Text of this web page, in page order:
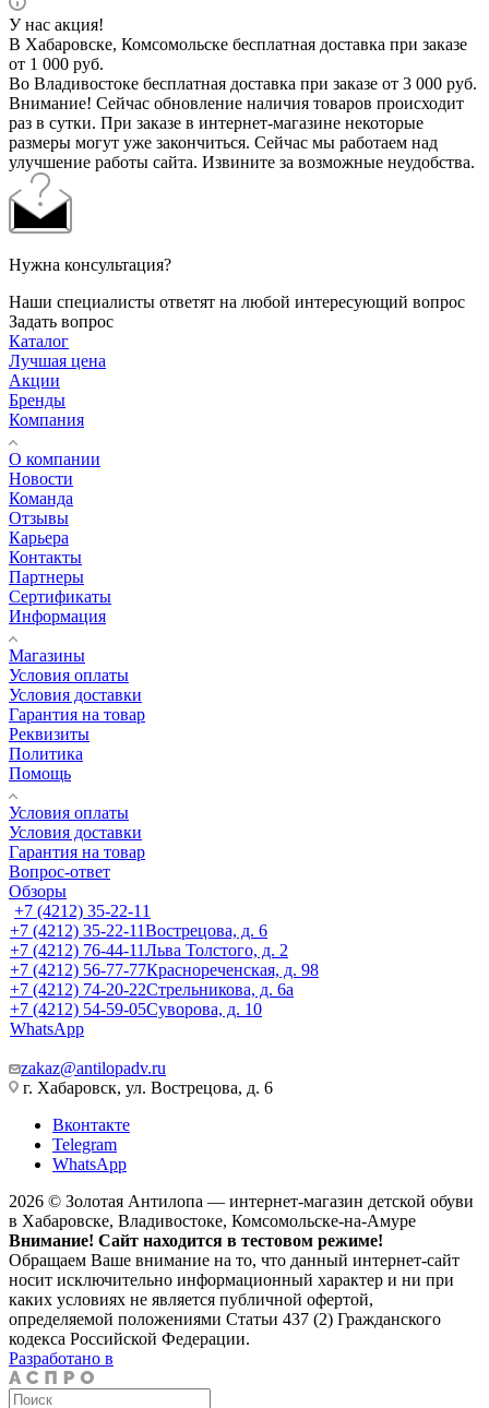
У нас акция!
В Хабаровске, Комсомольске бесплатная доставка при заказе
от 1 000 руб.
Во Владивостоке бесплатная доставка при заказе от 3 000 руб.
Внимание! Сейчас обновление наличия товаров происходит
раз в сутки. При заказе в интернет-магазине некоторые
размеры могут уже закончиться. Сейчас мы работаем над
улучшение работы сайта. Извините за возможные неудобства.
Нужна консультация?
Наши специалисты ответят на любой интересующий вопрос
Задать вопрос
Каталог
Лучшая цена
Акции
Бренды
Компания
О компании
Новости
Команда
Отзывы
Карьера
Контакты
Партнеры
Сертификаты
Информация
Магазины
Условия оплаты
Условия доставки
Гарантия на товар
Реквизиты
Политика
Помощь
Условия оплаты
Условия доставки
Гарантия на товар
Вопрос-ответ
Обзоры
+7 (4212) 35-22-11
+7 (4212) 35-22-11Вострецова, д. 6
+7 (4212) 76-44-11Льва Толстого, д. 2
+7 (4212) 56-77-77Краснореченская, д. 98
+7 (4212) 74-20-22Стрельникова, д. 6а
+7 (4212) 54-59-05Суворова, д. 10
WhatsApp
zakaz@antilopadv.ru
г. Хабаровск, ул. Вострецова, д. 6
Вконтакте
Telegram
WhatsApp
2026 © Золотая Антилопа — интернет-магазин детской обуви
в Хабаровске, Владивостоке, Комсомольске-на-Амуре
Внимание! Сайт находится в тестовом режиме!
Обращаем Ваше внимание на то, что данный интернет-сайт
носит исключительно информационный характер и ни при
каких условиях не является публичной офертой,
определяемой положениями Статьи 437 (2) Гражданского
кодекса Российской Федерации.
Разработано в